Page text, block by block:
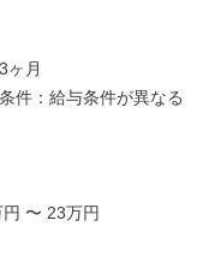
ヶ月
件：給与条件が異なる
〜 23万円